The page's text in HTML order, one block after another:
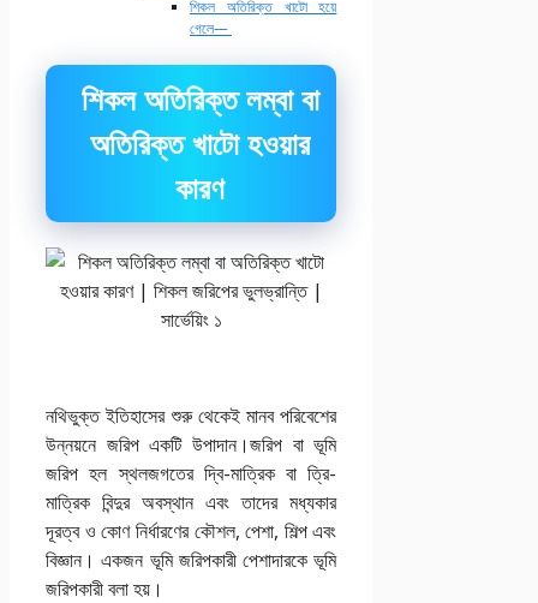
শিকল অতিরিক্ত খাটো হয়ে
গেলে—
শিকল অতিরিক্ত লম্বা বা
অতিরিক্ত খাটো হওয়ার
কারণ
নথিভুক্ত ইতিহাসের শুরু থেকেই মানব পরিবেশের
উন্নয়নে জরিপ একটি উপাদান।জরিপ বা ভূমি
জরিপ হল স্থলজগতের দ্বি-মাত্রিক বা ত্রি-
মাত্রিক বিন্দুর অবস্থান এবং তাদের মধ্যকার
দূরত্ব ও কোণ নির্ধারণের কৌশল, পেশা, শিল্প এবং
বিজ্ঞান। একজন ভূমি জরিপকারী পেশাদারকে ভূমি
জরিপকারী বলা হয়।